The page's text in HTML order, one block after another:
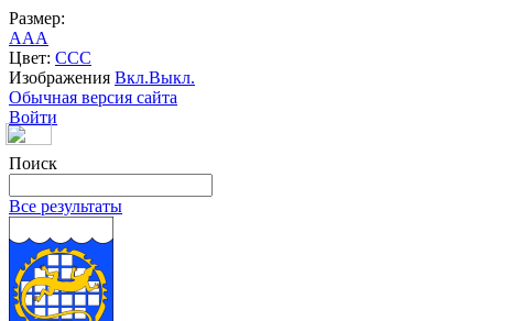
Размер:
AAA
Цвет: CCC
Изображения Вкл.Выкл.
Обычная версия сайта
Войти
Поиск
Все результаты